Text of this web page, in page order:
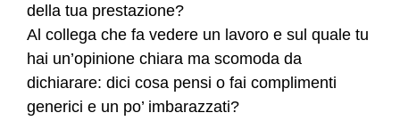
della tua prestazione?
Al collega che fa vedere un lavoro e sul quale tu
hai un’opinione chiara ma scomoda da
dichiarare: dici cosa pensi o fai complimenti
generici e un po’ imbarazzati?